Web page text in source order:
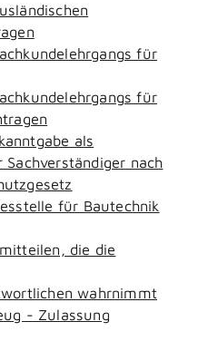
für
für
als
Sachverständiger nach
für Bautechnik
die die
wahrnimmt
- Zulassung